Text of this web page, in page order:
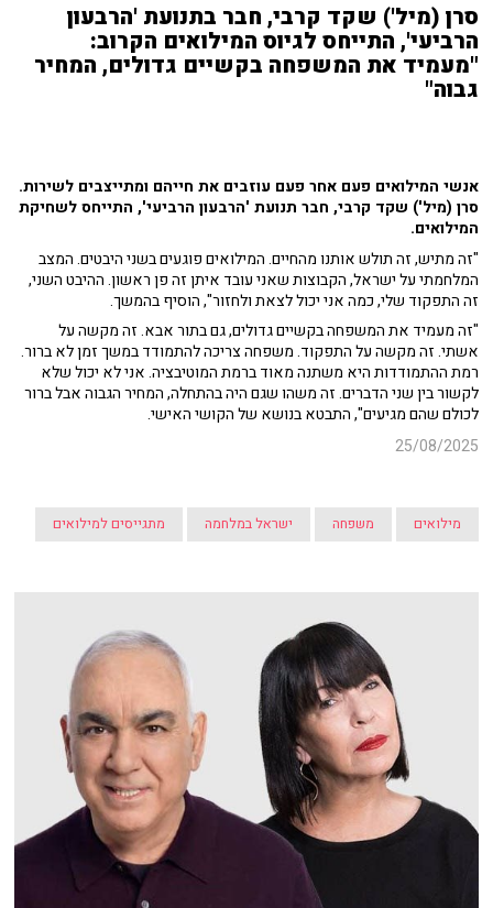
סרן (מיל') שקד קרבי, חבר בתנועת 'הרבעון
הרביעי', התייחס לגיוס המילואים הקרוב:
"מעמיד את המשפחה בקשיים גדולים, המחיר
גבוה"
אנשי המילואים פעם אחר פעם עוזבים את חייהם ומתייצבים לשירות.
סרן (מיל') שקד קרבי, חבר תנועת 'הרבעון הרביעי', התייחס לשחיקת
המילואים.
"זה מתיש, זה תולש אותנו מהחיים. המילואים פוגעים בשני היבטים. המצב
המלחמתי על ישראל, הקבוצות שאני עובד איתן זה פן ראשון. ההיבט השני,
זה התפקוד שלי, כמה אני יכול לצאת ולחזור", הוסיף בהמשך.
"זה מעמיד את המשפחה בקשיים גדולים, גם בתור אבא. זה מקשה על
אשתי. זה מקשה על התפקוד. משפחה צריכה להתמודד במשך זמן לא ברור.
רמת ההתמודדות היא משתנה מאוד ברמת המוטיבציה. אני לא יכול שלא
לקשור בין שני הדברים. זה משהו שגם היה בהתחלה, המחיר הגבוה אבל ברור
לכולם שהם מגיעים", התבטא בנושא של הקושי האישי.
25/08/2025
מילואים משפחה ישראל במלחמה מתגייסים למילואים